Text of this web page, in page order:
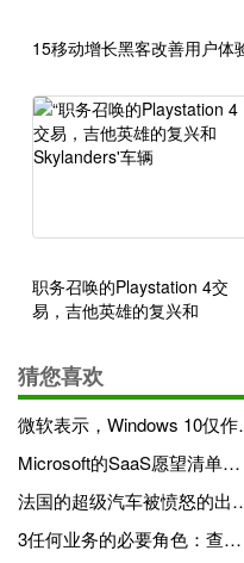
15移动增长黑客改善用户体
职务召唤的Playstation 4交
易，吉他英雄的复兴和
猜您喜欢
微软表示，
Microsoft的SaaS愿望清单上的接下来的3家公司
法国的超级汽车
3任何业务的必要角色：查找者，Minders和Grinders